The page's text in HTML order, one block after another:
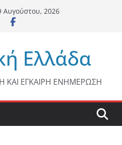
Αυγούστου, 2026
Ελλάδα
ΚΑΙ ΕΓΚΑΙΡΗ ΕΝΗΜΕΡΩΣΗ